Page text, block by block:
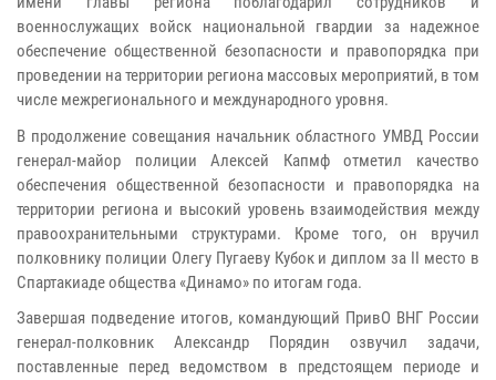
военнослужащих войск национальной гвардии за надежное
обеспечение общественной безопасности и правопорядка при
проведении на территории региона массовых мероприятий, в том
числе межрегионального и международного уровня.
В продолжение совещания начальник областного УМВД России
генерал-майор полиции Алексей Капмф отметил качество
обеспечения общественной безопасности и правопорядка на
территории региона и высокий уровень взаимодействия между
правоохранительными структурами. Кроме того, он вручил
полковнику полиции Олегу Пугаеву Кубок и диплом за II место в
Спартакиаде общества «Динамо» по итогам года.
Завершая подведение итогов, командующий ПривО ВНГ России
генерал-полковник Александр Порядин озвучил задачи,
поставленные перед ведомством в предстоящем периоде и